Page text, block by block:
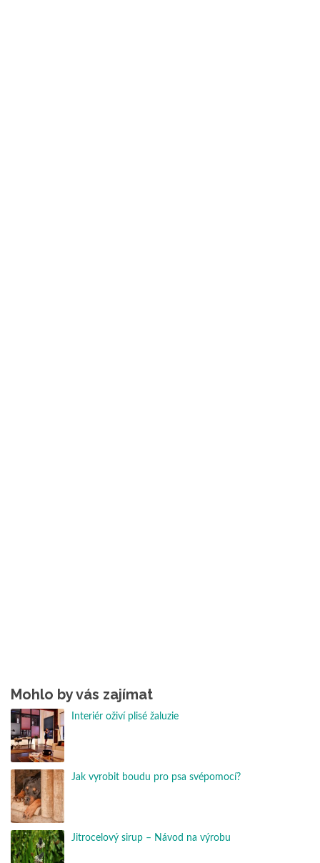
Mohlo by vás zajímat
Interiér oživí plisé žaluzie
Jak vyrobit boudu pro psa svépomocí?
Jitrocelový sirup – Návod na výrobu